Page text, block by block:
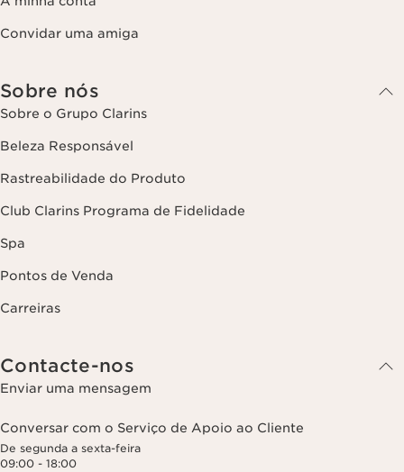
Convidar uma amiga
Sobre nós
Sobre o Grupo Clarins
Beleza Responsável
Rastreabilidade do Produto
Club Clarins Programa de Fidelidade
Spa
Pontos de Venda
Carreiras
Contacte-nos
Enviar uma mensagem
Conversar com o Serviço de Apoio ao Cliente
De segunda a sexta-feira
09:00 - 18:00